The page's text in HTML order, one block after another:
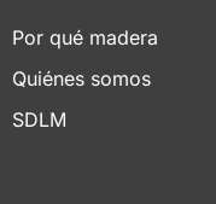
Por qué madera
Quiénes somos
SDLM